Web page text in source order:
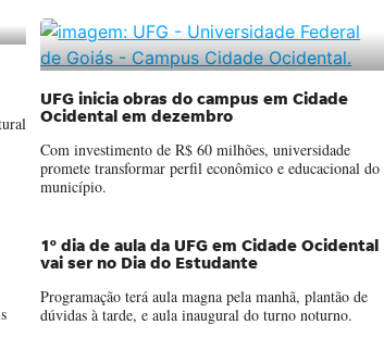
UFG inicia obras do campus em Cidade
Ocidental em dezembro
Com investimento de R$ 60 milhões, universidade
promete transformar perfil econômico e educacional do
município.
1º dia de aula da UFG em Cidade Ocidental
vai ser no Dia do Estudante
Programação terá aula magna pela manhã, plantão de
dúvidas à tarde, e aula inaugural do turno noturno.